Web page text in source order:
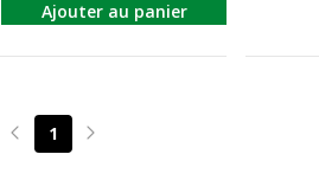
Ajouter au panier
Page précédente
1 Page suivante